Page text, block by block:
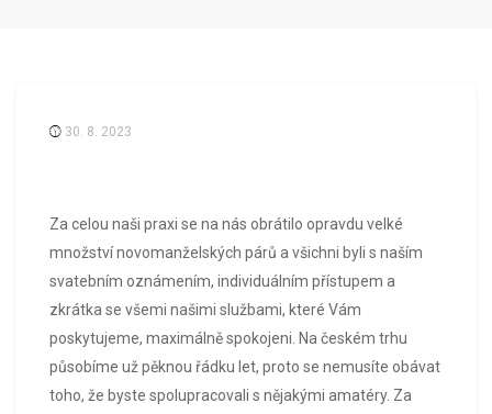
30. 8. 2023
Za celou naši praxi se na nás obrátilo opravdu velké
množství novomanželských párů a všichni byli s naším
svatebním oznámením, individuálním přístupem a
zkrátka se všemi našimi službami, které Vám
poskytujeme, maximálně spokojeni. Na českém trhu
působíme už pěknou řádku let, proto se nemusíte obávat
toho, že byste spolupracovali s nějakými amatéry. Za